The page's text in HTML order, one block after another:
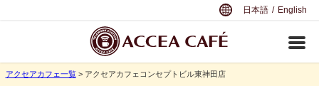
日本語 / English
アクセアカフェ一覧> アクセアカフェコンセプトビル東神田店